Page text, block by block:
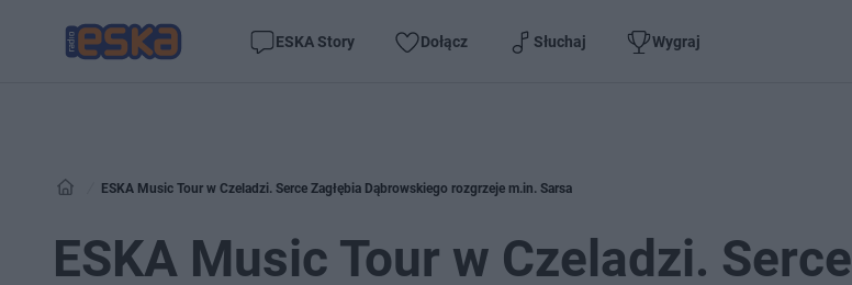
ESKA Story Dołącz Słuchaj Wygraj
ESKA Music Tour w Czeladzi. Serce Zagłębia Dąbrowskiego rozgrzeje m.in. Sarsa
ESKA Music Tour w Czeladzi.